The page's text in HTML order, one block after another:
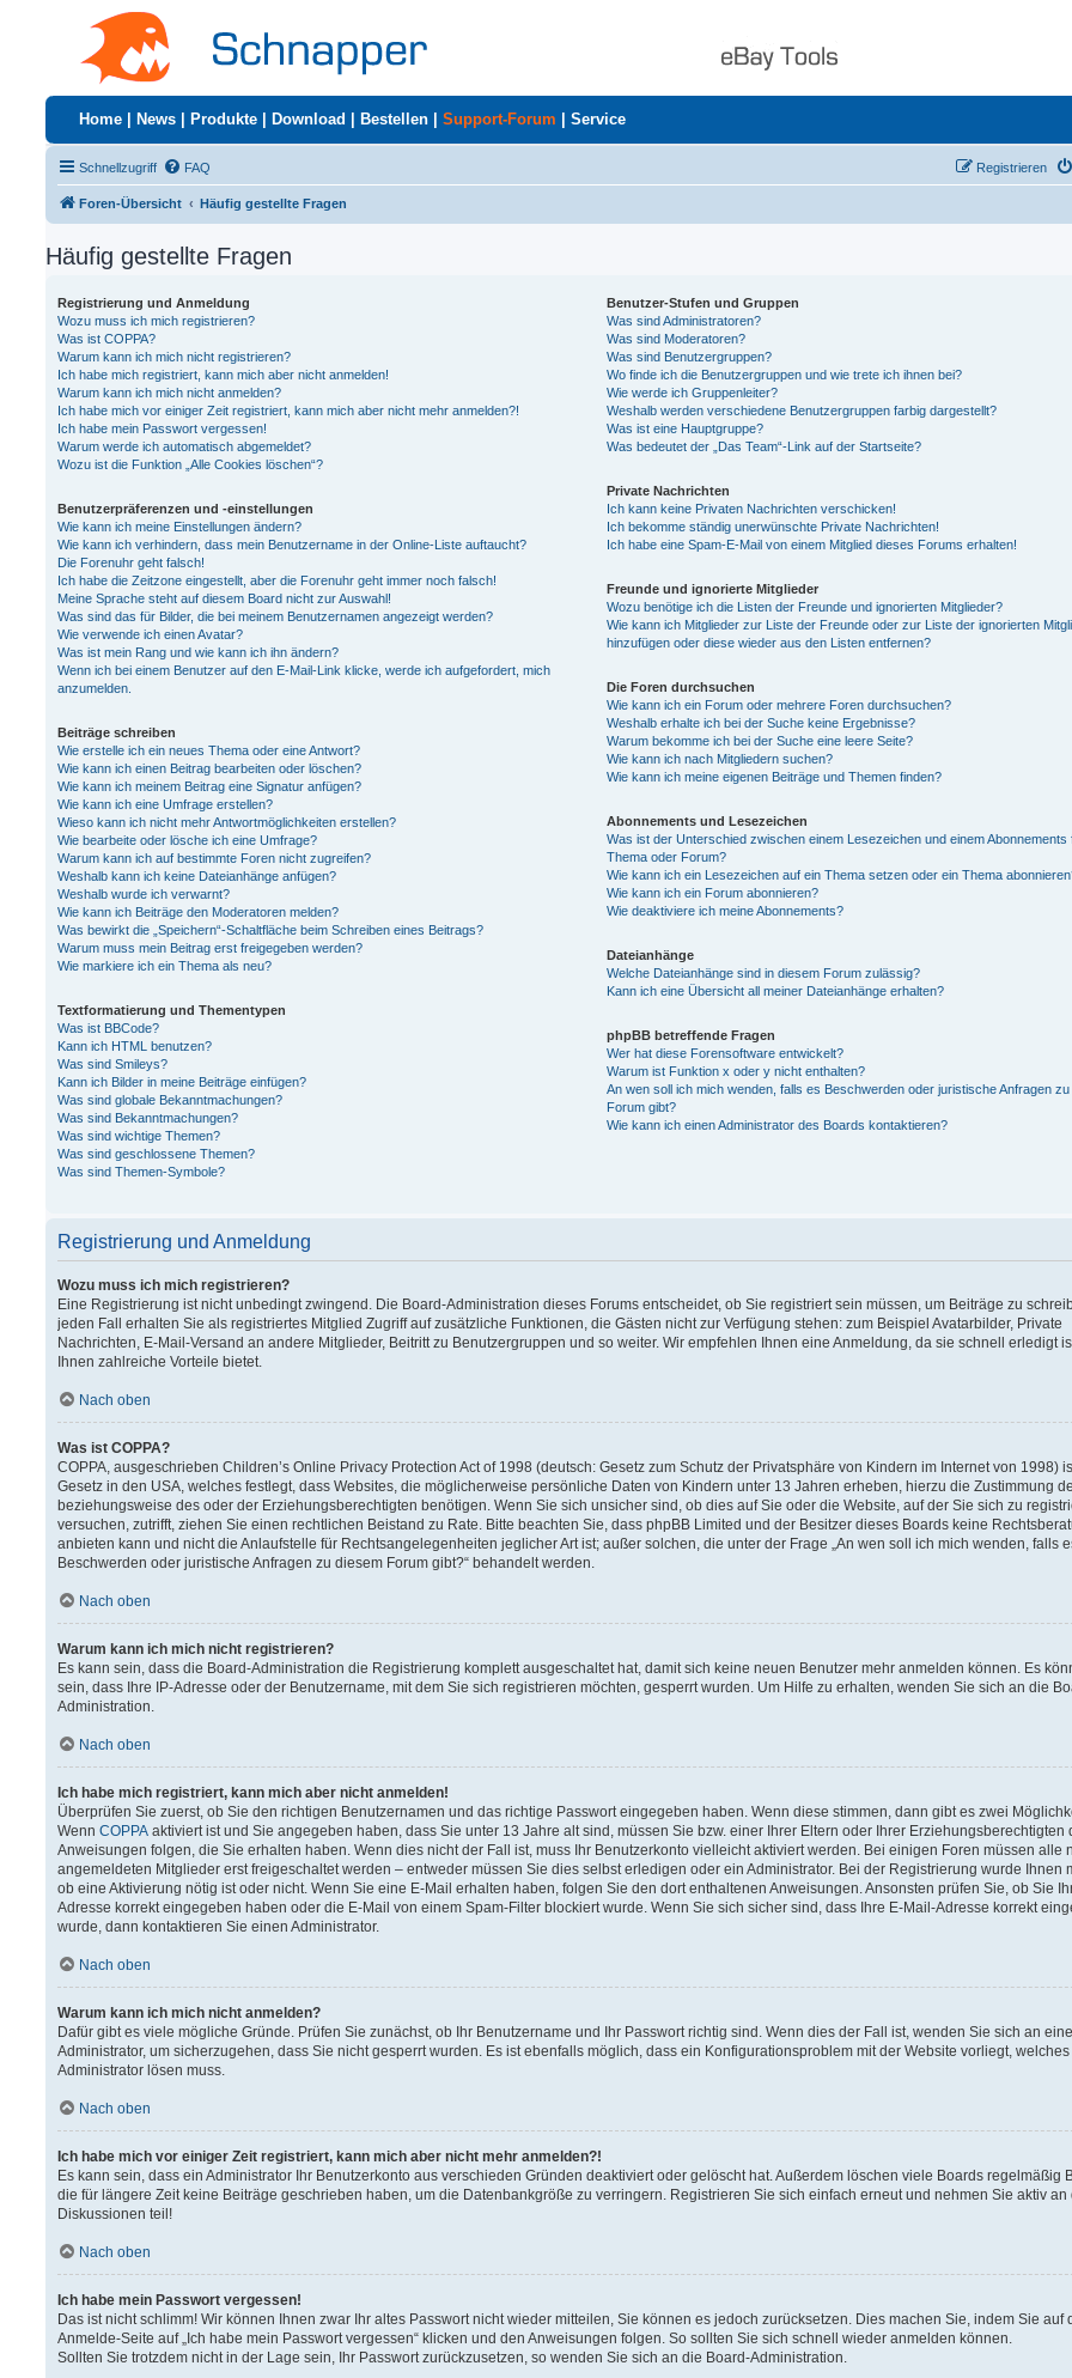
Home News Produkte Download Bestellen Support-Forum Service
Schnellzugriff FAQ Registrieren
Foren-Übersicht Häufig gestellte Fragen
Häufig gestellte Fragen
Registrierung und Anmeldung
Wozu muss ich mich registrieren?
Was ist COPPA?
Warum kann ich mich nicht registrieren?
Ich habe mich registriert, kann mich aber nicht anmelden!
Warum kann ich mich nicht anmelden?
Ich habe mich vor einiger Zeit registriert, kann mich aber nicht mehr anmelden?!
Ich habe mein Passwort vergessen!
Warum werde ich automatisch abgemeldet?
Wozu ist die Funktion „Alle Cookies löschen“?
Benutzerpräferenzen und -einstellungen
Wie kann ich meine Einstellungen ändern?
Wie kann ich verhindern, dass mein Benutzername in der Online-Liste auftaucht?
Die Forenuhr geht falsch!
Ich habe die Zeitzone eingestellt, aber die Forenuhr geht immer noch falsch!
Meine Sprache steht auf diesem Board nicht zur Auswahl!
Was sind das für Bilder, die bei meinem Benutzernamen angezeigt werden?
Wie verwende ich einen Avatar?
Was ist mein Rang und wie kann ich ihn ändern?
Wenn ich bei einem Benutzer auf den E-Mail-Link klicke, werde ich aufgefordert, mich
anzumelden.
Beiträge schreiben
Wie erstelle ich ein neues Thema oder eine Antwort?
Wie kann ich einen Beitrag bearbeiten oder löschen?
Wie kann ich meinem Beitrag eine Signatur anfügen?
Wie kann ich eine Umfrage erstellen?
Wieso kann ich nicht mehr Antwortmöglichkeiten erstellen?
Wie bearbeite oder lösche ich eine Umfrage?
Warum kann ich auf bestimmte Foren nicht zugreifen?
Weshalb kann ich keine Dateianhänge anfügen?
Weshalb wurde ich verwarnt?
Wie kann ich Beiträge den Moderatoren melden?
Was bewirkt die „Speichern“-Schaltfläche beim Schreiben eines Beitrags?
Warum muss mein Beitrag erst freigegeben werden?
Wie markiere ich ein Thema als neu?
Textformatierung und Thementypen
Was ist BBCode?
Kann ich HTML benutzen?
Was sind Smileys?
Kann ich Bilder in meine Beiträge einfügen?
Was sind globale Bekanntmachungen?
Was sind Bekanntmachungen?
Was sind wichtige Themen?
Was sind geschlossene Themen?
Was sind Themen-Symbole?
Benutzer-Stufen und Gruppen
Was sind Administratoren?
Was sind Moderatoren?
Was sind Benutzergruppen?
Wo finde ich die Benutzergruppen und wie trete ich ihnen bei?
Wie werde ich Gruppenleiter?
Weshalb werden verschiedene Benutzergruppen farbig dargestellt?
Was ist eine Hauptgruppe?
Was bedeutet der „Das Team“-Link auf der Startseite?
Private Nachrichten
Ich kann keine Privaten Nachrichten verschicken!
Ich bekomme ständig unerwünschte Private Nachrichten!
Ich habe eine Spam-E-Mail von einem Mitglied dieses Forums erhalten!
Freunde und ignorierte Mitglieder
Wozu benötige ich die Listen der Freunde und ignorierten Mitglieder?
Wie kann ich Mitglieder zur Liste der Freunde oder zur Liste der ignorierten
hinzufügen oder diese wieder aus den Listen entfernen?
Die Foren durchsuchen
Wie kann ich ein Forum oder mehrere Foren durchsuchen?
Weshalb erhalte ich bei der Suche keine Ergebnisse?
Warum bekomme ich bei der Suche eine leere Seite?
Wie kann ich nach Mitgliedern suchen?
Wie kann ich meine eigenen Beiträge und Themen finden?
Abonnements und Lesezeichen
Was ist der Unterschied zwischen einem Lesezeichen und einem Abonnements
Thema oder Forum?
Wie kann ich ein Lesezeichen auf ein Thema setzen oder ein Thema
Wie kann ich ein Forum abonnieren?
Wie deaktiviere ich meine Abonnements?
Dateianhänge
Welche Dateianhänge sind in diesem Forum zulässig?
Kann ich eine Übersicht all meiner Dateianhänge erhalten?
phpBB betreffende Fragen
Wer hat diese Forensoftware entwickelt?
Warum ist Funktion x oder y nicht enthalten?
An wen soll ich mich wenden, falls es Beschwerden oder juristische Anfragen
Forum gibt?
Wie kann ich einen Administrator des Boards kontaktieren?
Registrierung und Anmeldung
Wozu muss ich mich registrieren?
Eine Registrierung ist nicht unbedingt zwingend. Die Board-Administration dieses Forums entscheidet, ob Sie registriert sein müssen, um Beiträge zu
jeden Fall erhalten Sie als registriertes Mitglied Zugriff auf zusätzliche Funktionen, die Gästen nicht zur Verfügung stehen: zum Beispiel Avatarbilder, Private
Nachrichten, E-Mail-Versand an andere Mitglieder, Beitritt zu Benutzergruppen und so weiter. Wir empfehlen Ihnen eine Anmeldung, da sie schnell erledigt
Ihnen zahlreiche Vorteile bietet.
Nach oben
Was ist COPPA?
COPPA, ausgeschrieben Children’s Online Privacy Protection Act of 1998 (deutsch: Gesetz zum Schutz der Privatsphäre von Kindern im Internet von 1998)
Gesetz in den USA, welches festlegt, dass Websites, die möglicherweise persönliche Daten von Kindern unter 13 Jahren erheben, hierzu die Zustimmung
beziehungsweise des oder der Erziehungsberechtigten benötigen. Wenn Sie sich unsicher sind, ob dies auf Sie oder die Website, auf der Sie sich zu
versuchen, zutrifft, ziehen Sie einen rechtlichen Beistand zu Rate. Bitte beachten Sie, dass phpBB Limited und der Besitzer dieses Boards keine
anbieten kann und nicht die Anlaufstelle für Rechtsangelegenheiten jeglicher Art ist; außer solchen, die unter der Frage „An wen soll ich mich wenden, falls
Beschwerden oder juristische Anfragen zu diesem Forum gibt?“ behandelt werden.
Nach oben
Warum kann ich mich nicht registrieren?
Es kann sein, dass die Board-Administration die Registrierung komplett ausgeschaltet hat, damit sich keine neuen Benutzer mehr anmelden können. Es
sein, dass Ihre IP-Adresse oder der Benutzername, mit dem Sie sich registrieren möchten, gesperrt wurden. Um Hilfe zu erhalten, wenden Sie sich an die
Administration.
Nach oben
Ich habe mich registriert, kann mich aber nicht anmelden!
Überprüfen Sie zuerst, ob Sie den richtigen Benutzernamen und das richtige Passwort eingegeben haben. Wenn diese stimmen, dann gibt es zwei
Wenn COPPA aktiviert ist und Sie angegeben haben, dass Sie unter 13 Jahre alt sind, müssen Sie bzw. einer Ihrer Eltern oder Ihrer Erziehungsberechtigten
Anweisungen folgen, die Sie erhalten haben. Wenn dies nicht der Fall ist, muss Ihr Benutzerkonto vielleicht aktiviert werden. Bei einigen Foren müssen alle
angemeldeten Mitglieder erst freigeschaltet werden – entweder müssen Sie dies selbst erledigen oder ein Administrator. Bei der Registrierung wurde Ihnen
ob eine Aktivierung nötig ist oder nicht. Wenn Sie eine E-Mail erhalten haben, folgen Sie den dort enthaltenen Anweisungen. Ansonsten prüfen Sie, ob Sie
Adresse korrekt eingegeben haben oder die E-Mail von einem Spam-Filter blockiert wurde. Wenn Sie sich sicher sind, dass Ihre E-Mail-Adresse korrekt
wurde, dann kontaktieren Sie einen Administrator.
Nach oben
Warum kann ich mich nicht anmelden?
Dafür gibt es viele mögliche Gründe. Prüfen Sie zunächst, ob Ihr Benutzername und Ihr Passwort richtig sind. Wenn dies der Fall ist, wenden Sie sich an
Administrator, um sicherzugehen, dass Sie nicht gesperrt wurden. Es ist ebenfalls möglich, dass ein Konfigurationsproblem mit der Website vorliegt, welches
Administrator lösen muss.
Nach oben
Ich habe mich vor einiger Zeit registriert, kann mich aber nicht mehr anmelden?!
Es kann sein, dass ein Administrator Ihr Benutzerkonto aus verschieden Gründen deaktiviert oder gelöscht hat. Außerdem löschen viele Boards regelmäßig
die für längere Zeit keine Beiträge geschrieben haben, um die Datenbankgröße zu verringern. Registrieren Sie sich einfach erneut und nehmen Sie aktiv an
Diskussionen teil!
Nach oben
Ich habe mein Passwort vergessen!
Das ist nicht schlimm! Wir können Ihnen zwar Ihr altes Passwort nicht wieder mitteilen, Sie können es jedoch zurücksetzen. Dies machen Sie, indem Sie auf
Anmelde-Seite auf „Ich habe mein Passwort vergessen“ klicken und den Anweisungen folgen. So sollten Sie sich schnell wieder anmelden können.
Sollten Sie trotzdem nicht in der Lage sein, Ihr Passwort zurückzusetzen, so wenden Sie sich an die Board-Administration.